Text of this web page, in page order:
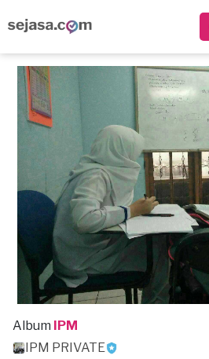
Album IPM
IPM PRIVATE